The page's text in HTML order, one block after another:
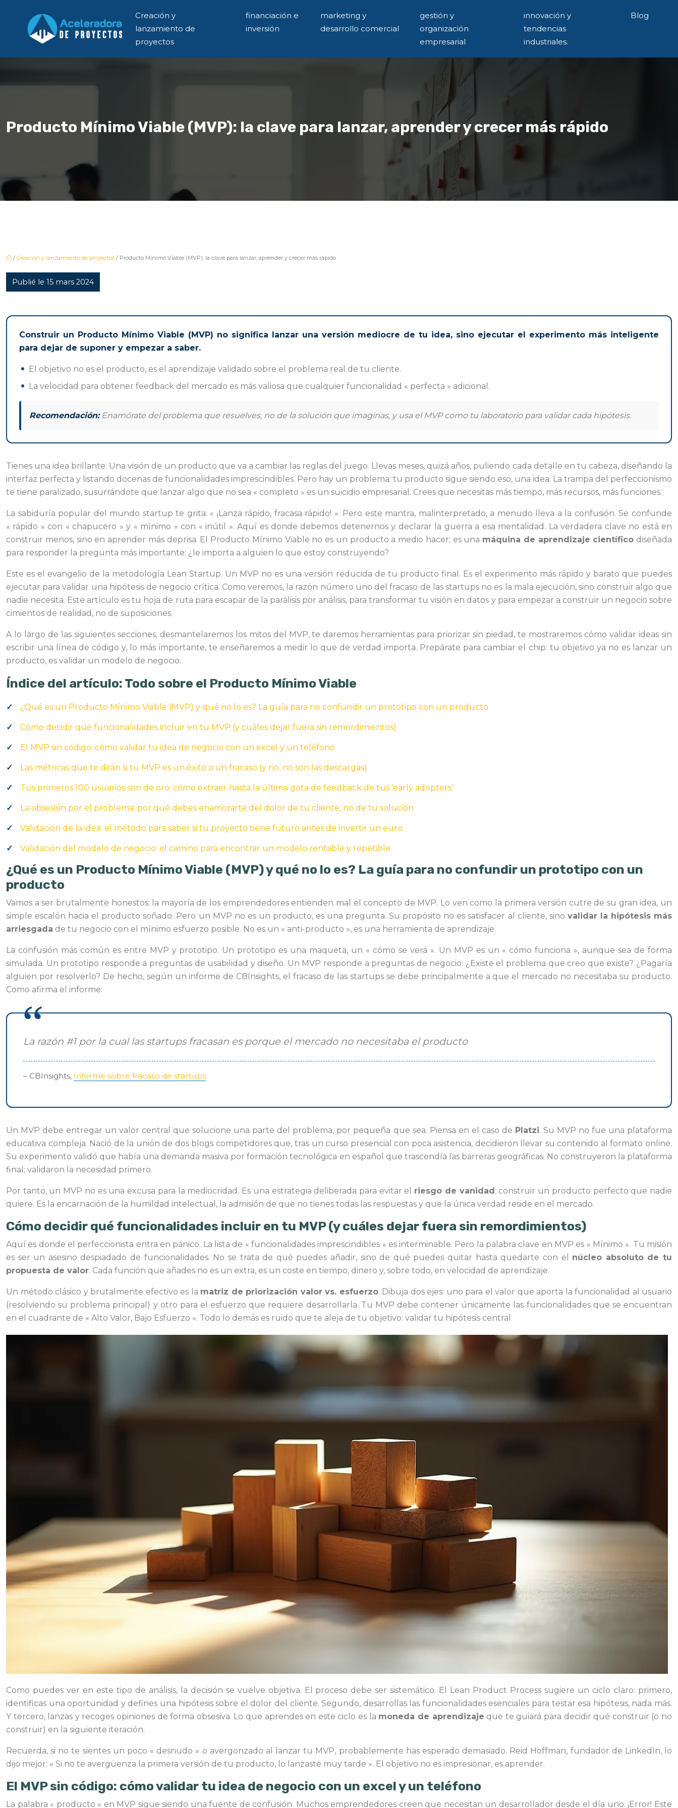
Creación y
lanzamiento de
proyectos
financiación e
inversión
marketing y
desarrollo comercial
gestión y
organización
empresarial
innovación y
tendencias
industriales.
Blog
Producto Mínimo Viable (MVP): la clave para lanzar, aprender y crecer más rápido
/ Creación y lanzamiento de proyectos / Producto Mínimo Viable (MVP): la clave para lanzar, aprender y crecer más rápido
Publié le 15 mars 2024
Construir un Producto Mínimo Viable (MVP) no significa lanzar una versión mediocre de tu idea, sino ejecutar el experimento más inteligente
para dejar de suponer y empezar a saber.
El objetivo no es el producto, es el aprendizaje validado sobre el problema real de tu cliente.
La velocidad para obtener feedback del mercado es más valiosa que cualquier funcionalidad « perfecta » adicional.
Recomendación:Enamórate del problema que resuelves, no de la solución que imaginas, y usa el MVP como tu laboratorio para validar cada hipótesis.
Tienes una idea brillante. Una visión de un producto que va a cambiar las reglas del juego. Llevas meses, quizá años, puliendo cada detalle en tu cabeza, diseñando la
interfaz perfecta y listando docenas de funcionalidades imprescindibles. Pero hay un problema: tu producto sigue siendo eso, una idea. La trampa del perfeccionismo
te tiene paralizado, susurrándote que lanzar algo que no sea « completo » es un suicidio empresarial. Crees que necesitas más tiempo, más recursos, más funciones.
La sabiduría popular del mundo startup te grita: « ¡Lanza rápido, fracasa rápido! ». Pero este mantra, malinterpretado, a menudo lleva a la confusión. Se confunde
« rápido » con « chapucero » y « mínimo » con « inútil ». Aquí es donde debemos detenernos y declarar la guerra a esa mentalidad. La verdadera clave no está en
construir menos, sino en aprender más deprisa. El Producto Mínimo Viable no es un producto a medio hacer; es una máquina de aprendizaje científico diseñada
para responder la pregunta más importante: ¿le importa a alguien lo que estoy construyendo?
Este es el evangelio de la metodología Lean Startup. Un MVP no es una versión reducida de tu producto final. Es el experimento más rápido y barato que puedes
ejecutar para validar una hipótesis de negocio crítica. Como veremos, la razón número uno del fracaso de las startups no es la mala ejecución, sino construir algo que
nadie necesita. Este artículo es tu hoja de ruta para escapar de la parálisis por análisis, para transformar tu visión en datos y para empezar a construir un negocio sobre
cimientos de realidad, no de suposiciones.
A lo largo de las siguientes secciones, desmantelaremos los mitos del MVP, te daremos herramientas para priorizar sin piedad, te mostraremos cómo validar ideas sin
escribir una línea de código y, lo más importante, te enseñaremos a medir lo que de verdad importa. Prepárate para cambiar el chip: tu objetivo ya no es lanzar un
producto, es validar un modelo de negocio.
Índice del artículo: Todo sobre el Producto Mínimo Viable
¿Qué es un Producto Mínimo Viable (MVP) y qué no lo es? La guía para no confundir un prototipo con un producto
Cómo decidir qué funcionalidades incluir en tu MVP (y cuáles dejar fuera sin remordimientos)
El MVP sin código: cómo validar tu idea de negocio con un excel y un teléfono
Las métricas que te dirán si tu MVP es un éxito o un fracaso (y no, no son las descargas)
Tus primeros 100 usuarios son de oro: cómo extraer hasta la última gota de feedback de tus ‘early adopters’
La obsesión por el problema: por qué debes enamorarte del dolor de tu cliente, no de tu solución
Validación de la idea: el método para saber si tu proyecto tiene futuro antes de invertir un euro
Validación del modelo de negocio: el camino para encontrar un modelo rentable y repetible
¿Qué es un Producto Mínimo Viable (MVP) y qué no lo es? La guía para no confundir un prototipo con un
producto
Vamos a ser brutalmente honestos: la mayoría de los emprendedores entienden mal el concepto de MVP. Lo ven como la primera versión cutre de su gran idea, un
simple escalón hacia el producto soñado. Pero un MVP no es un producto, es una pregunta. Su propósito no es satisfacer al cliente, sino validar la hipótesis más
arriesgada de tu negocio con el mínimo esfuerzo posible. No es un « anti-producto », es una herramienta de aprendizaje.
La confusión más común es entre MVP y prototipo. Un prototipo es una maqueta, un « cómo se verá ». Un MVP es un « cómo funciona », aunque sea de forma
simulada. Un prototipo responde a preguntas de usabilidad y diseño. Un MVP responde a preguntas de negocio: ¿Existe el problema que creo que existe? ¿Pagaría
alguien por resolverlo? De hecho, según un informe de CBInsights, el fracaso de las startups se debe principalmente a que el mercado no necesitaba su producto.
Como afirma el informe:
La razón #1 por la cual las startups fracasan es porque el mercado no necesitaba el producto
– CBInsights, Informe sobre fracaso de startups
Un MVP debe entregar un valor central que solucione una parte del problema, por pequeña que sea. Piensa en el caso de Platzi. Su MVP no fue una plataforma
educativa compleja. Nació de la unión de dos blogs competidores que, tras un curso presencial con poca asistencia, decidieron llevar su contenido al formato online.
Su experimento validó que había una demanda masiva por formación tecnológica en español que trascendía las barreras geográficas. No construyeron la plataforma
final; validaron la necesidad primero.
Por tanto, un MVP no es una excusa para la mediocridad. Es una estrategia deliberada para evitar el riesgo de vanidad: construir un producto perfecto que nadie
quiere. Es la encarnación de la humildad intelectual, la admisión de que no tienes todas las respuestas y que la única verdad reside en el mercado.
Cómo decidir qué funcionalidades incluir en tu MVP (y cuáles dejar fuera sin remordimientos)
Aquí es donde el perfeccionista entra en pánico. La lista de « funcionalidades imprescindibles » es interminable. Pero la palabra clave en MVP es « Mínimo ». Tu misión
es ser un asesino despiadado de funcionalidades. No se trata de qué puedes añadir, sino de qué puedes quitar hasta quedarte con el núcleo absoluto de tu
propuesta de valor. Cada función que añades no es un extra, es un coste en tiempo, dinero y, sobre todo, en velocidad de aprendizaje.
Un método clásico y brutalmente efectivo es la matriz de priorización valor vs. esfuerzo. Dibuja dos ejes: uno para el valor que aporta la funcionalidad al usuario
(resolviendo su problema principal) y otro para el esfuerzo que requiere desarrollarla. Tu MVP debe contener únicamente las funcionalidades que se encuentran
en el cuadrante de « Alto Valor, Bajo Esfuerzo ». Todo lo demás es ruido que te aleja de tu objetivo: validar tu hipótesis central.
Como puedes ver en este tipo de análisis, la decisión se vuelve objetiva. El proceso debe ser sistemático. El Lean Product Process sugiere un ciclo claro: primero,
identificas una oportunidad y defines una hipótesis sobre el dolor del cliente. Segundo, desarrollas las funcionalidades esenciales para testar esa hipótesis, nada más.
Y tercero, lanzas y recoges opiniones de forma obsesiva. Lo que aprendes en este ciclo es la moneda de aprendizaje que te guiará para decidir qué construir (o no
construir) en la siguiente iteración.
Recuerda, si no te sientes un poco « desnudo » o avergonzado al lanzar tu MVP, probablemente has esperado demasiado. Reid Hoffman, fundador de LinkedIn, lo
dijo mejor: « Si no te avergüenza la primera versión de tu producto, lo lanzaste muy tarde ». El objetivo no es impresionar, es aprender.
El MVP sin código: cómo validar tu idea de negocio con un excel y un teléfono
La palabra « producto » en MVP sigue siendo una fuente de confusión. Muchos emprendedores creen que necesitan un desarrollador desde el día uno. ¡Error! Este